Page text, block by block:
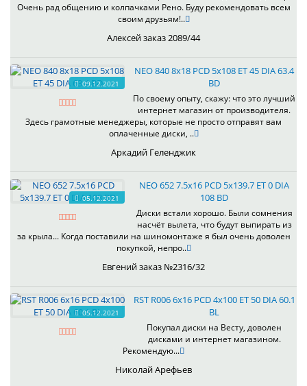
Очень рад общению и колпачками Рено. Буду рекомендовать всем
своим друзьям!..
Алексей заказ 2089/44
09.12.2021
NEO 840 8x18 PCD 5x108 ET 45 DIA 63.4
BD
По своему опыту, скажу: что это лучший
интернет магазин от производителя.
Здесь грамотные менеджеры, которые не просто отправят вам
оплаченные диски, ..
Аркадий Геленджик
05.12.2021
NEO 652 7.5x16 PCD 5x139.7 ET 0 DIA
108 BD
Диски встали хорошо. Были сомнения
насчёт вылета, что будут выпирать из
за крыла... Когда поставили на шиномонтаже я был очень доволен
покупкой, непро..
Евгений заказ №2316/32
05.12.2021
RST R006 6x16 PCD 4x100 ET 50 DIA 60.1
BL
Покупал диски на Весту, доволен
дисками и интернет магазином.
Рекомендую...
Николай Арефьев